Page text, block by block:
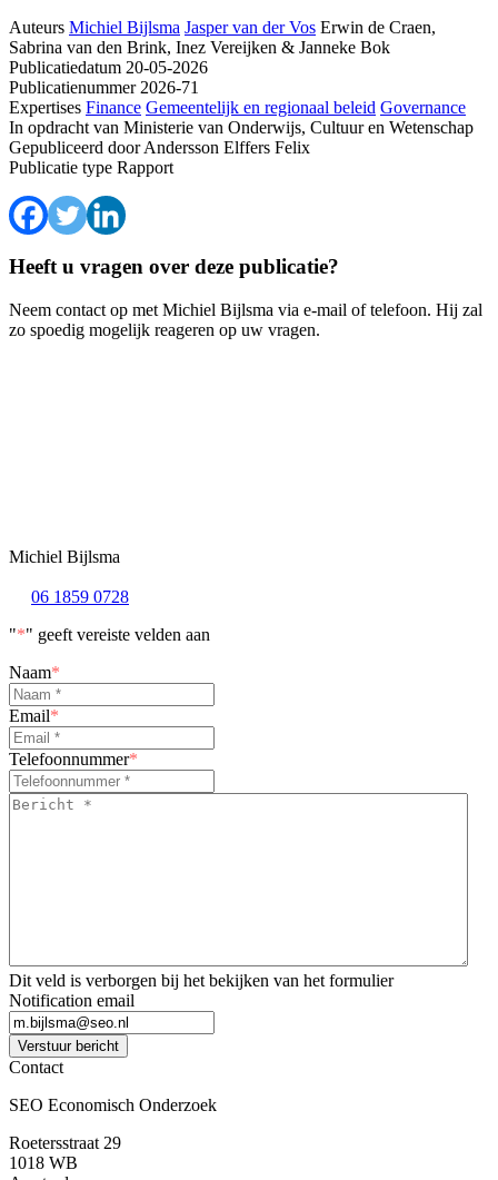
Auteurs Michiel Bijlsma Jasper van der Vos Erwin de Craen,
Sabrina van den Brink, Inez Vereijken & Janneke Bok
Publicatiedatum 20-05-2026
Publicatienummer2026-71
Expertises Finance Gemeentelijk en regionaal beleid Governance
In opdracht van Ministerie van Onderwijs, Cultuur en Wetenschap
Gepubliceerd doorAndersson Elffers Felix
Publicatie type Rapport
Heeft u vragen over deze publicatie?
Neem contact op met Michiel Bijlsma via e-mail of telefoon. Hij zal
zo spoedig mogelijk reageren op uw vragen.
Michiel Bijlsma
06 1859 0728
"*" geeft vereiste velden aan
Naam*
Email*
Telefoonnummer*
Bericht
Dit veld is verborgen bij het bekijken van het formulier
Notification email
Verstuur bericht
Contact
SEO Economisch Onderzoek
Roetersstraat 29
1018 WB